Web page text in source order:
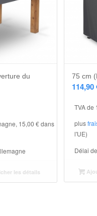
du
15,00 € dans
les détails
75 cm
114,90
TVA de
plus
l'UE)
Délai